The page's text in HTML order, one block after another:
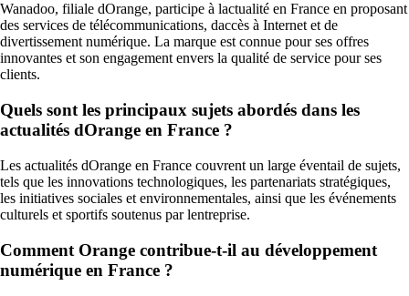
Wanadoo, filiale dOrange, participe à lactualité en France en proposant
des services de télécommunications, daccès à Internet et de
divertissement numérique. La marque est connue pour ses offres
innovantes et son engagement envers la qualité de service pour ses
clients.
Quels sont les principaux sujets abordés dans les
actualités dOrange en France ?
Les actualités dOrange en France couvrent un large éventail de sujets,
tels que les innovations technologiques, les partenariats stratégiques,
les initiatives sociales et environnementales, ainsi que les événements
culturels et sportifs soutenus par lentreprise.
Comment Orange contribue-t-il au développement
numérique en France ?